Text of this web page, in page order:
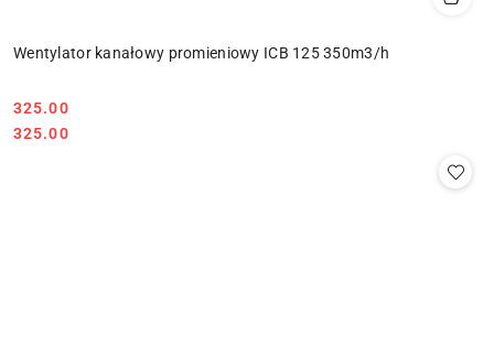
Wentylator kanałowy promieniowy ICB 125 350m3/h
Cena:
325.00
Cena:
325.00